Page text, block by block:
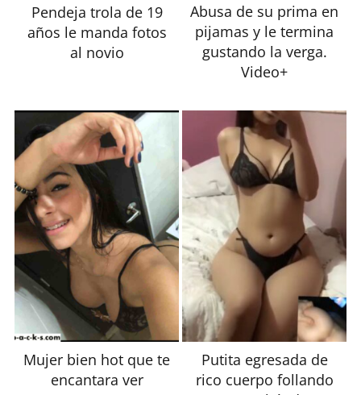
Pendeja trola de 19
años le manda fotos
al novio
Abusa de su prima en
pijamas y le termina
gustando la verga.
Video+
Mujer bien hot que te
encantara ver
Putita egresada de
rico cuerpo follando